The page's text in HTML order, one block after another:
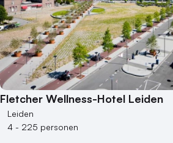
Fletcher Wellness-Hotel Leiden
Leiden
4 - 225 personen